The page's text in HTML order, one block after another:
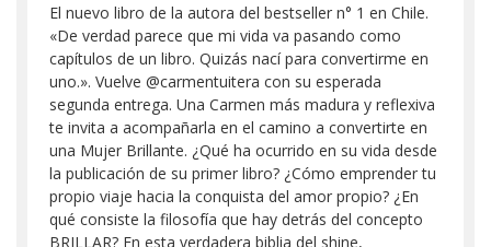
El nuevo libro de la autora del bestseller n° 1 en Chile.
«De verdad parece que mi vida va pasando como
capítulos de un libro. Quizás nací para convertirme en
uno.». Vuelve @carmentuitera con su esperada
segunda entrega. Una Carmen más madura y reflexiva
te invita a acompañarla en el camino a convertirte en
una Mujer Brillante. ¿Qué ha ocurrido en su vida desde
la publicación de su primer libro? ¿Cómo emprender tu
propio viaje hacia la conquista del amor propio? ¿En
qué consiste la filosofía que hay detrás del concepto
BRILLAR? En esta verdadera biblia del shine,